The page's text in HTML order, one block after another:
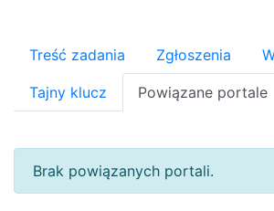
Treść zadania Zgłoszenia
Tajny klucz Powiązane portale
Brak powiązanych portali.